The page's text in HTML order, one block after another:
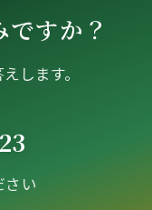
すか？
します。
さい